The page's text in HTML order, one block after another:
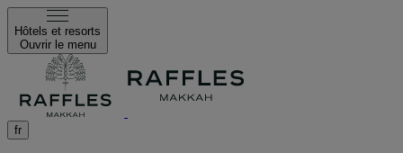
Hôtels et resorts
Ouvrir le menu
fr